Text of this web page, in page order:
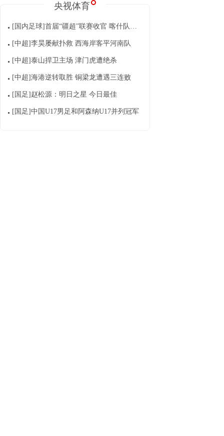
央视体育
[国内足球]首届“疆超”联赛收官 喀什队点射夺冠
[中超]李昊屡献扑救 西海岸客平河南队
[中超]泰山捍卫主场 津门虎遭绝杀
[中超]海港逆转取胜 铜梁龙遭遇三连败
[国足]赵松源：明日之星 今日最佳
[国足]中国U17男足和阿森纳U17并列冠军